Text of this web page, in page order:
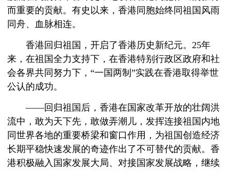
而重要的贡献。有史以来，香港同胞始终同祖国风雨
同舟、血脉相连。
香港回归祖国，开启了香港历史新纪元。25年
来，在祖国全力支持下，在香港特别行政区政府和社
会各界共同努力下，“一国两制”实践在香港取得举世
公认的成功。
——回归祖国后，香港在国家改革开放的壮阔洪
流中，敢为天下先，敢做弄潮儿，发挥连接祖国内地
同世界各地的重要桥梁和窗口作用，为祖国创造经济
长期平稳快速发展的奇迹作出了不可替代的贡献。香
港积极融入国家发展大局、对接国家发展战略，继续